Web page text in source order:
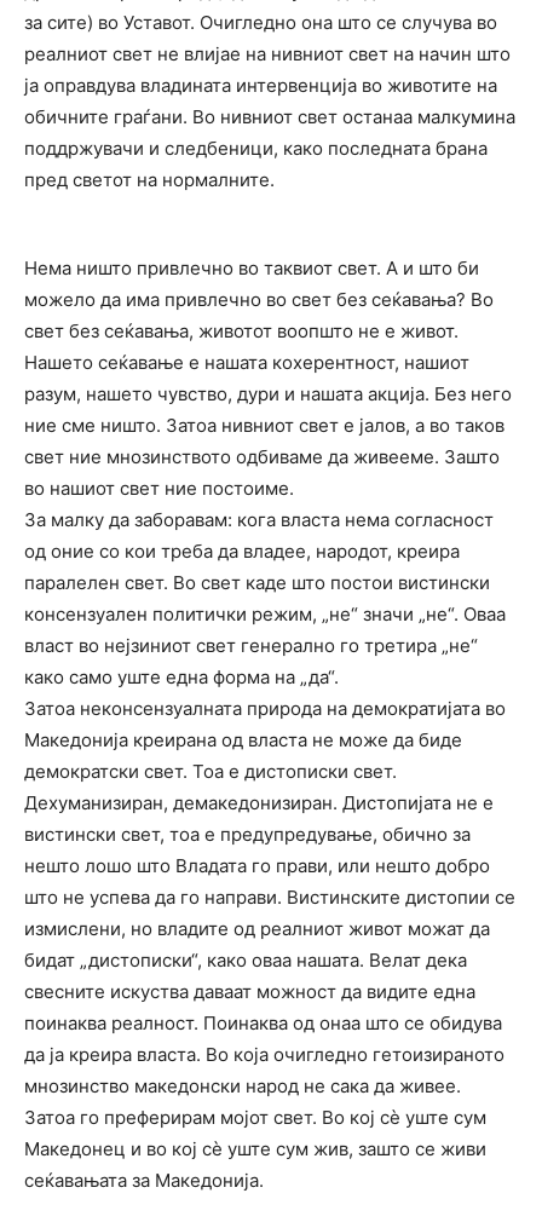
за сите) во Уставот. Очигледно она што се случува во
реалниот свет не влијае на нивниот свет на начин што
ја оправдува владината интервенција во животите на
обичните граѓани. Во нивниот свет останаа малкумина
поддржувачи и следбеници, како последната брана
пред светот на нормалните.
Нема ништо привлечно во таквиот свет. А и што би
можело да има привлечно во свет без сеќавања? Во
свет без сеќавања, животот воопшто не е живот.
Нашето сеќавање е нашата кохерентност, нашиот
разум, нашето чувство, дури и нашата акција. Без него
ние сме ништо. Затоа нивниот свет е јалов, а во таков
свет ние мнозинството одбиваме да живееме. Зашто
во нашиот свет ние постоиме.
За малку да заборавам: кога власта нема согласност
од оние со кои треба да владее, народот, креира
паралелен свет. Во свет каде што постои вистински
консензуален политички режим, „не“ значи „не“. Оваа
власт во нејзиниот свет генерално го третира „не“
како само уште една форма на „да“.
Затоа неконсензуалната природа на демократијата во
Македонија креирана од власта не може да биде
демократски свет. Тоа е дистописки свет.
Дехуманизиран, демакедонизиран. Дистопијата не е
вистински свет, тоа е предупредување, обично за
нешто лошо што Владата го прави, или нешто добро
што не успева да го направи. Вистинските дистопии се
измислени, но владите од реалниот живот можат да
бидат „дистописки“, како оваа нашата. Велат дека
свесните искуства даваат можност да видите една
поинаква реалност. Поинаква од онаа што се обидува
да ја креира власта. Во која очигледно гетоизираното
мнозинство македонски народ не сака да живее.
Затоа го преферирам мојот свет. Во кој сѐ уште сум
Македонец и во кој сѐ уште сум жив, зашто се живи
сеќавањата за Македонија.